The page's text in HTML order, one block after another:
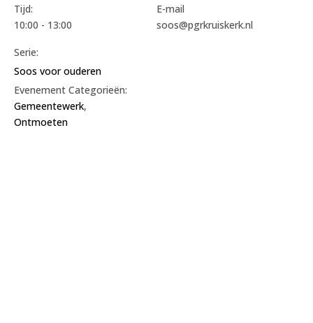
Tijd:
10:00 - 13:00
Serie:
Soos voor ouderen
Evenement Categorieën:
Gemeentewerk,
Ontmoeten
E-mail
soos@pgrkruiskerk.nl